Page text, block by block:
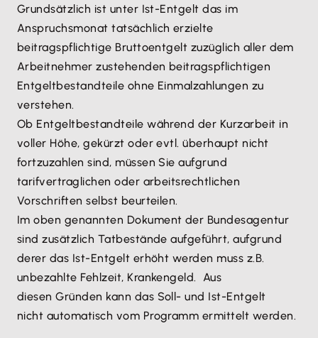
Grundsätzlich ist unter Ist-Entgelt das im
Anspruchsmonat tatsächlich erzielte
beitragspflichtige Bruttoentgelt zuzüglich aller dem
Arbeitnehmer zustehenden beitragspflichtigen
Entgeltbestandteile ohne Einmalzahlungen zu
verstehen.
Ob Entgeltbestandteile während der Kurzarbeit in
voller Höhe, gekürzt oder evtl. überhaupt nicht
fortzuzahlen sind, müssen Sie aufgrund
tarifvertraglichen oder arbeitsrechtlichen
Vorschriften selbst beurteilen.
Im oben genannten Dokument der Bundesagentur
sind zusätzlich Tatbestände aufgeführt, aufgrund
derer das Ist-Entgelt erhöht werden muss z.B.
unbezahlte Fehlzeit, Krankengeld. Aus
diesen Gründen kann das Soll- und Ist-Entgelt
nicht automatisch vom Programm ermittelt werden.